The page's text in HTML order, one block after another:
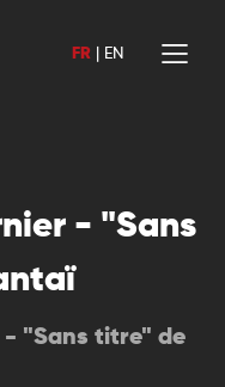
FR EN
- "Sans
- "Sans titre" de